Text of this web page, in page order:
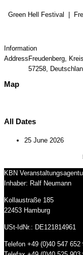
Green Hell Festival
Information
Address Freudenberg,
57258,
Map
All Dates
25 June 2026
KBN
Inhaber: Ralf Neumann
Kollaustraße 185
22453 Hamburg
USt-IdNr.: DE121814961
Telefon +49 (0)40 547 652